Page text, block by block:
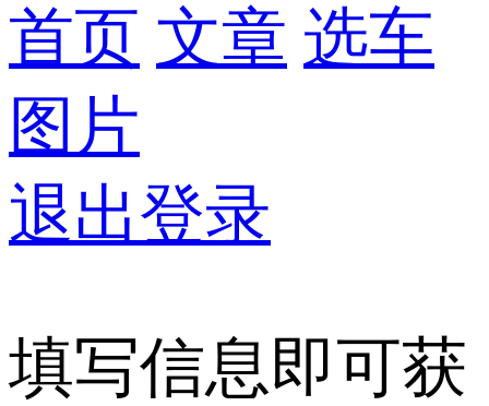
首页 文章 选车
图片
退出登录
填写信息即可获